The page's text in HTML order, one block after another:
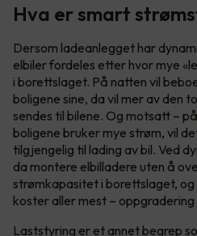
Hva er smart
Dersom ladeanlegget har
elbiler fordeles etter hvor mye
i borettslaget. På natten vil
boligene sine, da vil mer av den
sendes til bilene. Og motsatt –
boligene bruker mye strøm, vil
tilgjengelig til lading av bil. Ved
da montere elbilladere uten å
strømkapasitet i borettslaget, og
koster aller mest –
Laststyring er et annet begrep